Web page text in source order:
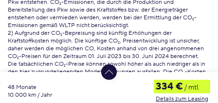
Pkw entstehen. CO₂-Emissionen, die durch die Produktion und
Bereitstellung des Pkw sowie des Kraftstoffes bzw. der Energieträger
entstehen oder vermieden werden, werden bei der Ermittlung der CO₂-
Emissionen gemäß WLTP nicht berücksichtigt.
2) Aufgrund der CO₂-Bepreisung sind künftig Erhöhungen der
Kraftstoffkosten möglich. Die künftige CO₂, Preisentwicklung ist unsicher,
daher werden die möglichen CO, Kosten anhand von drei angenommenen
CO₂-Preisen für den Zeitraum 01. Juli 2023 bis 30. Juni 2024 berechnet.
Die tatsächlichen CO₂-Preise können sowohl höher als auch niedriger als in
den hier zugrundeliegenden Modellrechnungen ausfallen. Die CO₂-Kosten
sind beim Tanken mit den Kraftstoffkosten zu bezahlen. Weitere
Informationen unter www.alternativ-mobil.info
erstellt am 6.8.2026
48 Monate
10.000 km / Jahr
334 € / mtl.
Details zum Leasing